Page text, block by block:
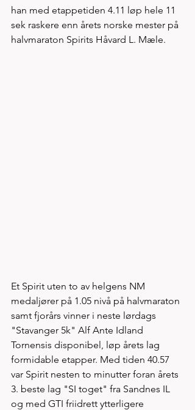
han med etappetiden 4.11 løp hele 11
sek raskere enn årets norske mester på
halvmaraton Spirits Håvard L. Mæle.
Et Spirit uten to av helgens NM
medaljører på 1.05 nivå på halvmaraton
samt fjorårs vinner i neste lørdags
"Stavanger 5k" Alf Ante Idland
Tornensis disponibel, løp årets lag
formidable etapper. Med tiden 40.57
var Spirit nesten to minutter foran årets
3. beste lag "SI toget" fra Sandnes IL
og med GTI friidrett ytterligere